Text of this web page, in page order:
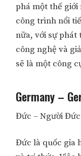
phá một thế
công trình nổi
nữa, với sự phát
công nghệ và
sẽ là một công
Germany –
Đức – Người
Đức là quốc gia